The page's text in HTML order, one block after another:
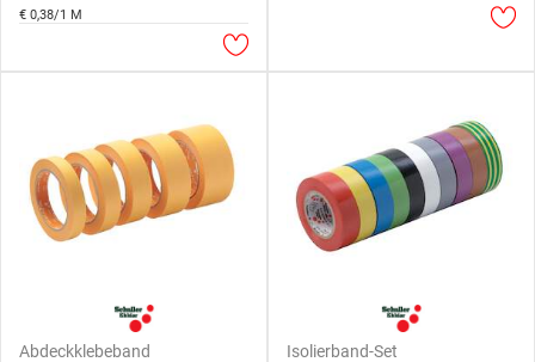
€ 0,38/1 M
Abdeckklebeband Isolierband-Set